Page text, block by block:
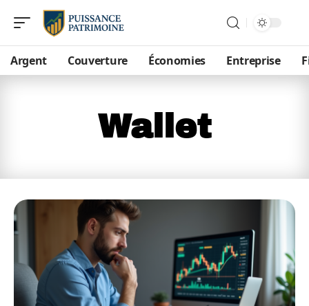
Argent Couverture Économies Entreprise
Wallet